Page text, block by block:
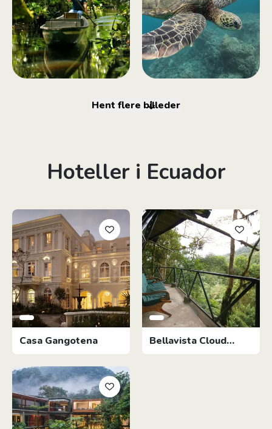
Hent flere billeder
Hoteller i Ecuador
Casa Gangotena
Bellavista Cloud
Forest Lodge